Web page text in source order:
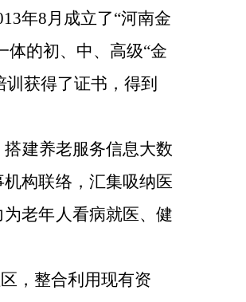
年8月成立了“河南金
体的初、中、高级“金
训获得了证书，得到
建养老服务信息大数
构联络，汇集吸纳医
老年人看病就医、健
，整合利用现有资